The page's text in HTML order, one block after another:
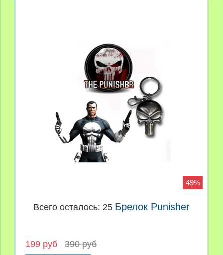
49%
Всего осталось: 25 Брелок Punisher
199 руб 390 руб